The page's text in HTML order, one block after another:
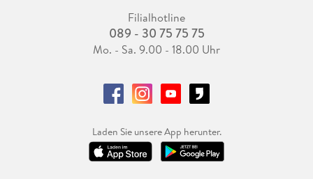
Filialhotline
089 - 30 75 75 75
Mo. - Sa. 9.00 - 18.00 Uhr
Laden Sie unsere App herunter.